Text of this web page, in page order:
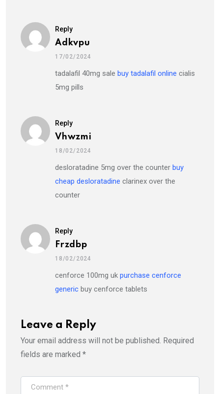
Reply
Adkvpu
17/02/2024
tadalafil 40mg sale buy tadalafil online cialis
5mg pills
Reply
Vhwzmi
18/02/2024
desloratadine 5mg over the counter buy
cheap desloratadine clarinex over the
counter
Reply
Frzdbp
18/02/2024
cenforce 100mg uk purchase cenforce
generic buy cenforce tablets
Leave a Reply
Your email address will not be published. Required
fields are marked *